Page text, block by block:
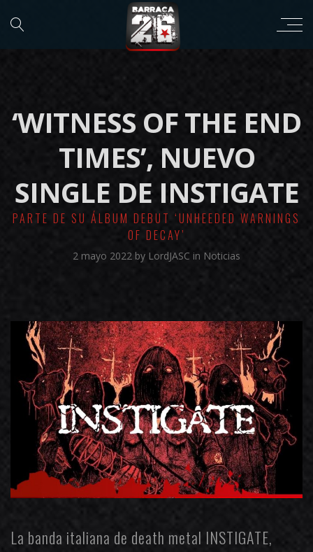
‘WITNESS OF THE END
TIMES’, NUEVO
SINGLE DE INSTIGATE
PARTE DE SU ÁLBUM DEBUT ‘UNHEEDED WARNINGS
OF DECAY’
2 mayo 2022 by LordJASC in Noticias
La banda italiana de death metal INSTIGATE,